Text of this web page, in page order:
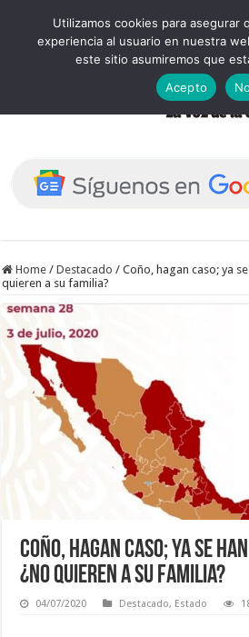
Home / Destacado / Coño, hagan caso; ya
quieren a su familia?
Coño, hagan caso; ya se
¿no quieren a su familia?
04/07/2020 Destacado, Estado
Utilizamos cookies para asegurar
experiencia al usuario en nuestra
este sitio asumiremos que
Acepto
No